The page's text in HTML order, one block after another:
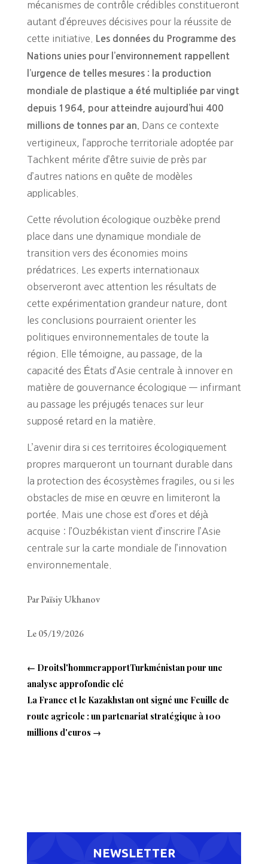
mécanismes de contrôle crédibles constitueront
autant d’épreuves décisives pour la réussite de
cette initiative.
Les données du Programme des
Nations unies pour l’environnement rappellent
l’urgence de telles mesures : la production
mondiale de plastique a été multipliée par vingt
depuis 1964, pour atteindre aujourd’hui 400
millions de tonnes par an.
Dans ce contexte
vertigineux, l’approche territoriale adoptée par
Tachkent mérite d’être suivie de près par
d’autres nations en quête de modèles
applicables.
Cette révolution écologique ouzbèke prend
place dans une dynamique mondiale de
transition vers des économies moins
prédatrices. Les experts internationaux
observeront avec attention les résultats de
cette expérimentation grandeur nature, dont
les conclusions pourraient orienter les
politiques environnementales de toute la
région. Elle témoigne, au passage, de la
capacité des États d’Asie centrale à innover en
matière de gouvernance écologique — infirmant
au passage les préjugés tenaces sur leur
supposé retard en la matière.
L’avenir dira si ces territoires écologiquement
propres marqueront un tournant durable dans
la protection des écosystèmes fragiles, ou si les
obstacles de mise en œuvre en limiteront la
portée. Mais une chose est d’ores et déjà
acquise : l’Ouzbékistan vient d’inscrire l’Asie
centrale sur la carte mondiale de l’innovation
environnementale.
Par Païsiy Ukhanov
Le 05/19/2026
← Droitsl'hommerapportTurkménistan pour une
analyse approfondie clé
La France et le Kazakhstan ont signé une Feuille de
route agricole : un partenariat stratégique à 100
millions d'euros →
NEWSLETTER